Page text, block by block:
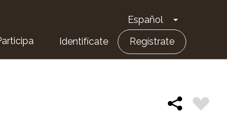
Español Toggle
Identifícate Regístrate